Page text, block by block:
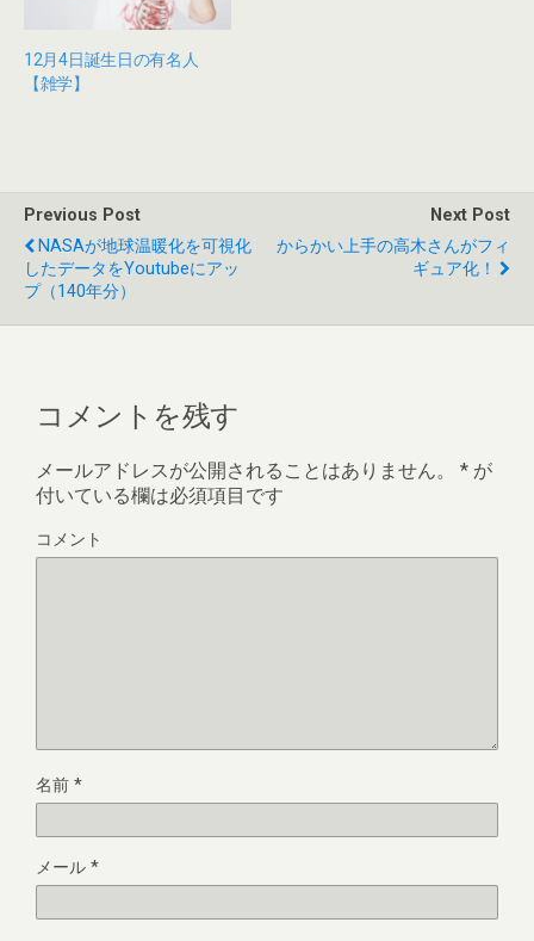
12月4日誕生日の有名人
【雑学】
Previous Post
NASAが地球温暖化を可視化
したデータをYoutubeにアッ
プ（140年分）
Next Post
からかい上手の高木さんがフィ
ギュア化！
コメントを残す
メールアドレスが公開されることはありません。 * が
付いている欄は必須項目です
コメント
名前 *
メール *